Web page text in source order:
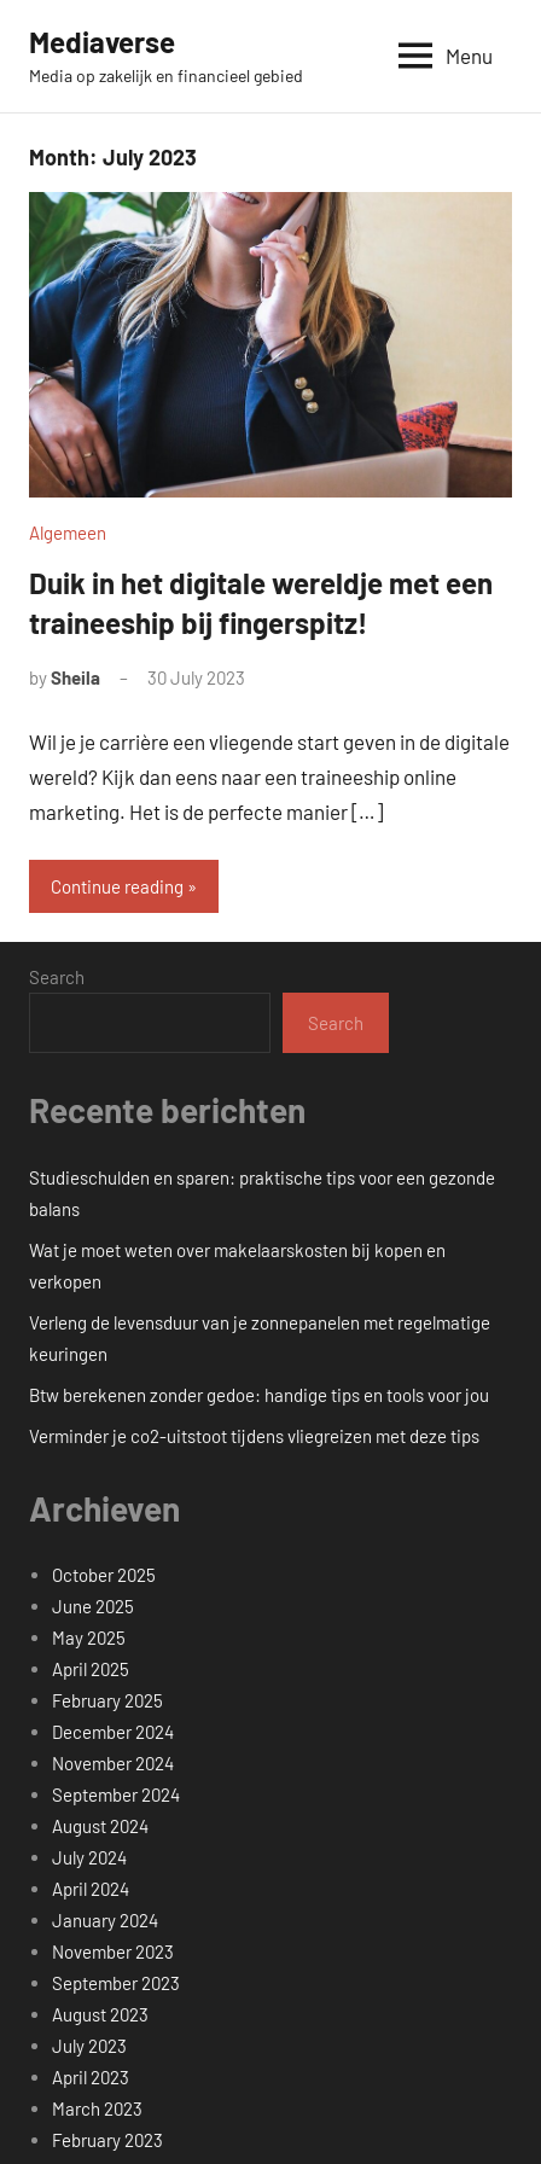
content
Mediaverse
Media op zakelijk en financieel gebied
Menu
Month: July 2023
Algemeen
Duik in het digitale wereldje met een
traineeship bij fingerspitz!
bySheila 30 July 2023
Wil je je carrière een vliegende start geven in de digitale
wereld? Kijk dan eens naar een traineeship online
marketing. Het is de perfecte manier […]
Continue reading
Search
Search
Recente berichten
Studieschulden en sparen: praktische tips voor een gezonde
balans
Wat je moet weten over makelaarskosten bij kopen en
verkopen
Verleng de levensduur van je zonnepanelen met regelmatige
keuringen
Btw berekenen zonder gedoe: handige tips en tools voor jou
Verminder je co2-uitstoot tijdens vliegreizen met deze tips
Archieven
October 2025
June 2025
May 2025
April 2025
February 2025
December 2024
November 2024
September 2024
August 2024
July 2024
April 2024
January 2024
November 2023
September 2023
August 2023
July 2023
April 2023
March 2023
February 2023